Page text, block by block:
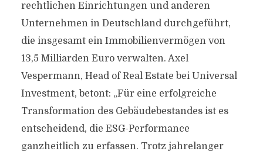
rechtlichen Einrichtungen und anderen
Unternehmen in Deutschland durchgeführt,
die insgesamt ein Immobilienvermögen von
13,5 Milliarden Euro verwalten. Axel
Vespermann, Head of Real Estate bei Universal
Investment, betont: „Für eine erfolgreiche
Transformation des Gebäudebestandes ist es
entscheidend, die ESG-Performance
ganzheitlich zu erfassen. Trotz jahrelanger